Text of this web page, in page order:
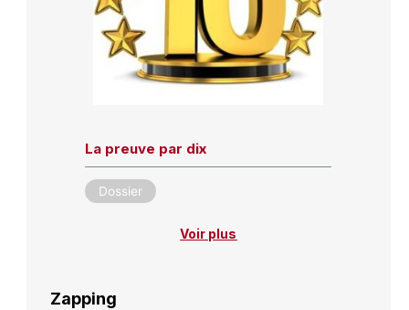
La preuve par dix
Dossier
Voir plus
Zapping